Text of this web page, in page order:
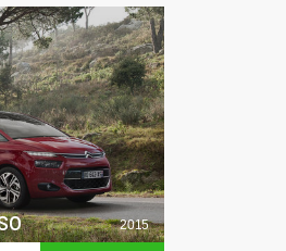
2015